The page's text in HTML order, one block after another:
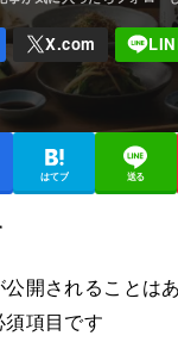
はてブ 送る
開されることは
項目です